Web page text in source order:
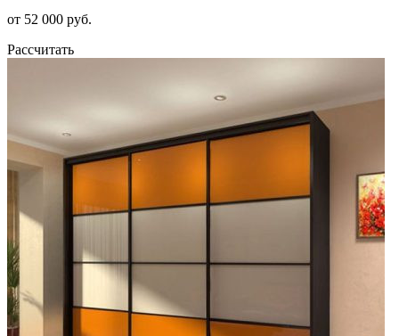
от 52 000 руб.
Рассчитать